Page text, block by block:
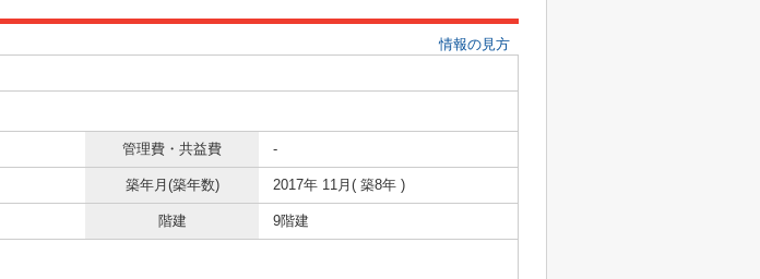
情報の見方
管理費・共益費 -
築年月(築年数) 2017年 11月( 築8年 )
階建 9階建